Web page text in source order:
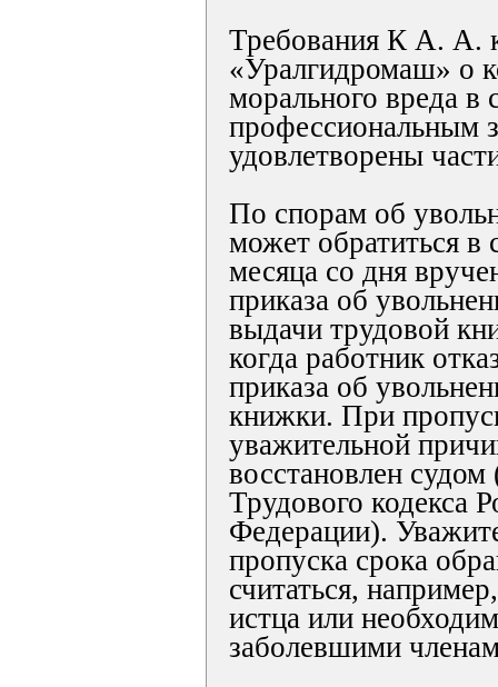
Требования К А.
«Уралгидромаш» о
морального вреда в
профессиональным
удовлетворены
По спорам об
может обратиться в
месяца со дня
приказа об
выдачи трудовой
когда работник
приказа об
книжки. При
уважительной
восстановлен судом
Трудового кодекса
Федерации).
пропуска срока
считаться,
истца или
заболевшими